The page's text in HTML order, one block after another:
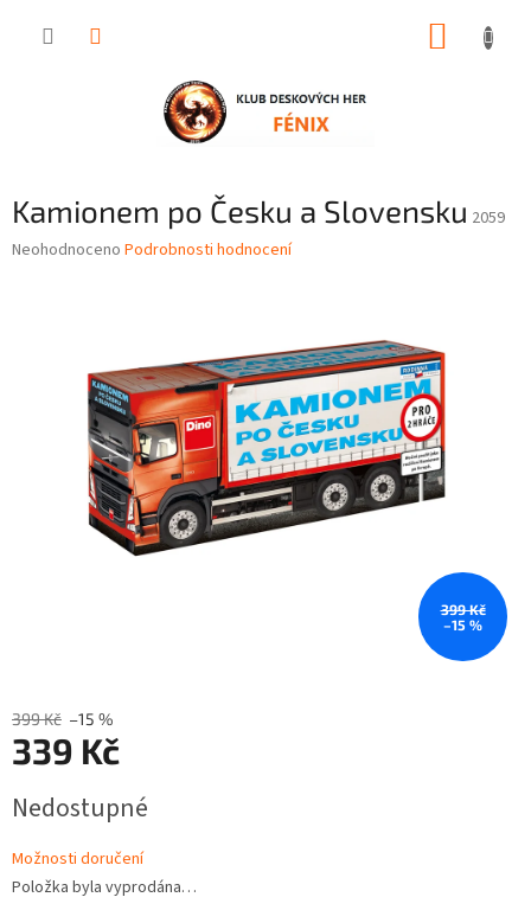
Kamionem po Česku a Slovensku 2059
Průměrné
Neohodnoceno Podrobnosti hodnocení
399 Kč
–15 %
399 Kč –15 %
339 Kč
cena:
Nedostupné
Možnosti doručení
Položka byla vyprodána…